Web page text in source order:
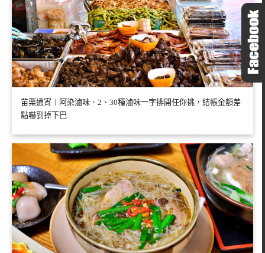
苗栗通宵︱阿染滷味．2、30種滷味一字排開任你挑，結帳金額差
點嚇到掉下巴